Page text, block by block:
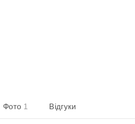
Фото 1 Відгуки